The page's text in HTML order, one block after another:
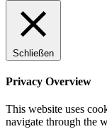
Schließen
Privacy Overview
This website uses
navigate through the